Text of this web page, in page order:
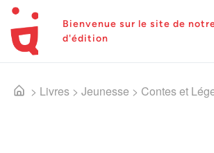
Bienvenue sur le site de
d'édition
> Livres > Jeunesse > Contes et